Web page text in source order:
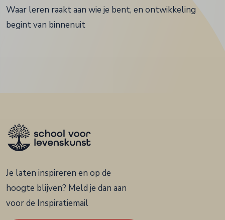
Waar leren raakt aan wie je bent, en ontwikkeling
begint van binnenuit
Je laten inspireren en op de
hoogte blijven? Meld je dan aan
voor de Inspiratiemail